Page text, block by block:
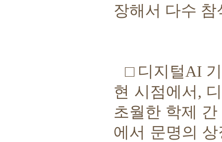
장해서 다수
□ 디지털AI
현 시점에서 ,
초월한 학제
에서 문명의